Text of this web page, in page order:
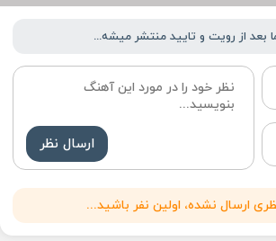
بعد از رویت و تایید منتشر میشه...
ارسال نظر
ارسال نشده، اولین نفر باشید...